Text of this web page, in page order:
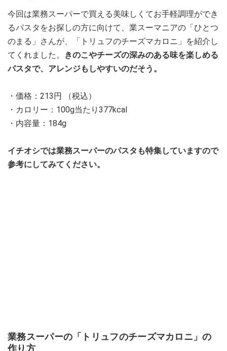
今回は業務スーパーで買える美味しくてお手軽調理ができ
るパスタをお探しの方に向けて、業スーマニアの「ひとつ
のまる」さんが、「トリュフのチーズマカロニ」を紹介し
てくれました。
きのこやチーズの深みのある味を楽しめる
パスタで、アレンジもしやすいのだそう。
・価格：213円 （税込）
・カロリー：100g当たり377kcal
・内容量：184g
イチオシでは業務スーパーのパスタも特集していますので
参考にしてみてください。
業務スーパーの「トリュフのチーズマカロニ」の
作り方